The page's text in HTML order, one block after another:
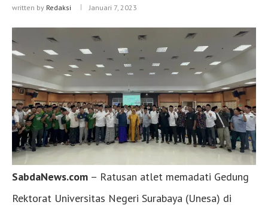
written by Redaksi Januari 7, 2023
SabdaNews.com – Ratusan atlet memadati Gedung
Rektorat Universitas Negeri Surabaya (Unesa) di